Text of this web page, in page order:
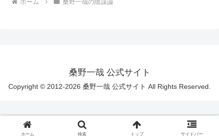
ホーム 桑野一哉の陰謀論
桑野一哉 公式サイト
Copyright © 2012-2026 桑野一哉 公式サイト All Rights Reserved.
ホーム 検索 トップ サイドバー